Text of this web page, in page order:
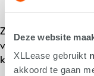
Deze website
XLLease gebruikt
akkoord te gaan
Zorgeloos rijden in
vast maandbedrag
krijgt snel